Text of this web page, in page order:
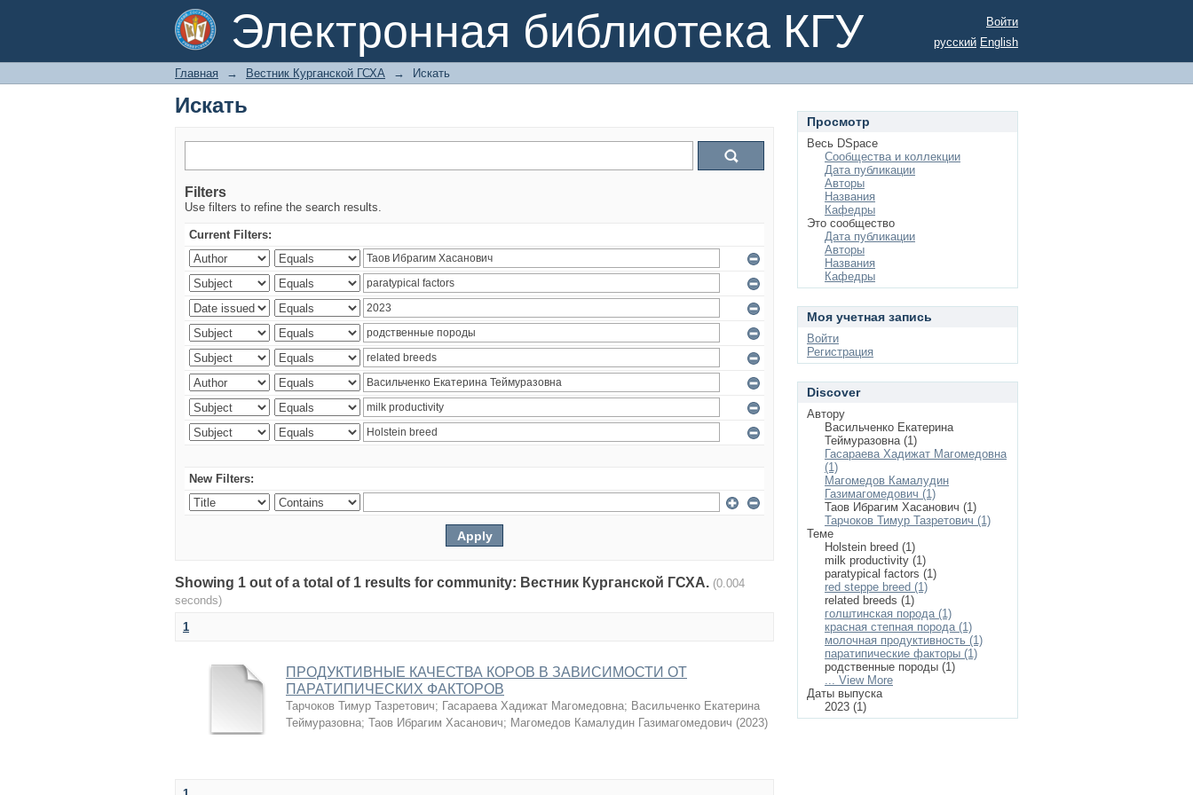
Электронная библиотека КГУ
Искать
Войти
русский English
Главная → Вестник Курганской ГСХА → Искать
Искать
Filters
Use filters to refine the search results.
Current Filters:
New Filters:
Showing 1 out of a total of 1 results for community: Вестник Курганской ГСХА. (0.004
seconds)
1
ПРОДУКТИВНЫЕ КАЧЕСТВА КОРОВ В ЗАВИСИМОСТИ ОТ
ПАРАТИПИЧЕСКИХ ФАКТОРОВ
Тарчоков Тимур Тазретович; Гасараева Хадижат Магомедовна; Васильченко Екатерина
Теймуразовна; Таов Ибрагим Хасанович; Магомедов Камалудин Газимагомедович (2023)
Просмотр
Весь DSpace
Сообщества и коллекции
Дата публикации
Авторы
Названия
Кафедры
Это сообщество
Дата публикации
Авторы
Названия
Кафедры
Моя учетная запись
Войти
Регистрация
Discover
Автору
Васильченко Екатерина
Теймуразовна (1)
Гасараева Хадижат Магомедовна
(1)
Магомедов Камалудин
Газимагомедович (1)
Таов Ибрагим Хасанович (1)
Тарчоков Тимур Тазретович (1)
Теме
Holstein breed (1)
milk productivity (1)
paratypical factors (1)
red steppe breed (1)
related breeds (1)
голштинская порода (1)
красная степная порода (1)
молочная продуктивность (1)
паратипические факторы (1)
родственные породы (1)
... View More
Даты выпуска
2023 (1)